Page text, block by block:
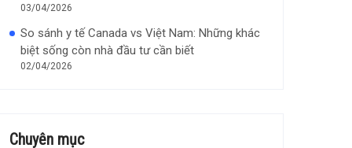
03/04/2026
So sánh y tế Canada vs Việt Nam: Những khác
biệt sống còn nhà đầu tư cần biết
02/04/2026
Chuyên mục